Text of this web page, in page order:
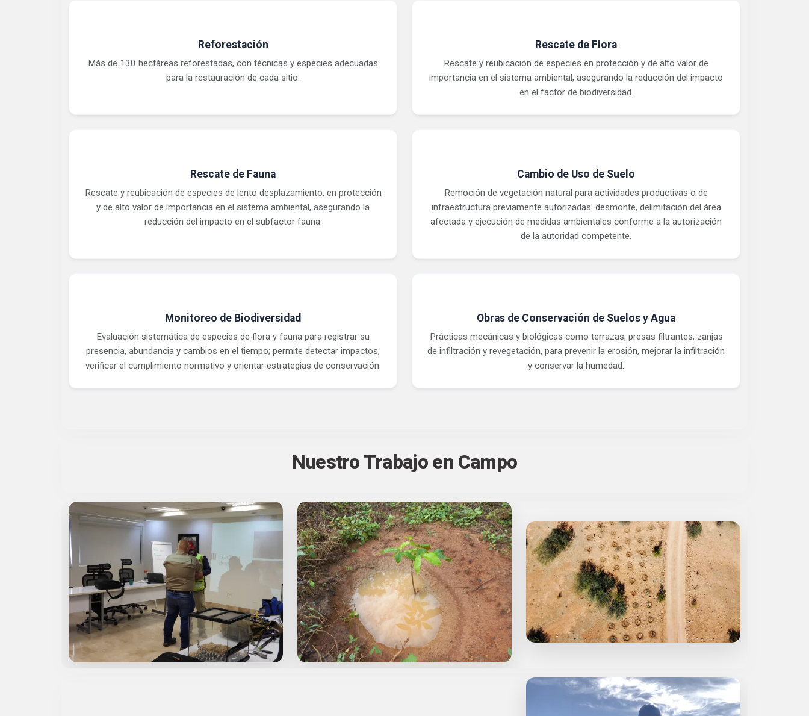
Reforestación
Más de 130 hectáreas reforestadas, con técnicas y especies adecuadas
para la restauración de cada sitio.
Rescate de Flora
Rescate y reubicación de especies en protección y de alto valor de
importancia en el sistema ambiental, asegurando la reducción del impacto
en el factor de biodiversidad.
Rescate de Fauna
Rescate y reubicación de especies de lento desplazamiento, en protección
y de alto valor de importancia en el sistema ambiental, asegurando la
reducción del impacto en el subfactor fauna.
Cambio de Uso de Suelo
Remoción de vegetación natural para actividades productivas o de
infraestructura previamente autorizadas: desmonte, delimitación del área
afectada y ejecución de medidas ambientales conforme a la autorización
de la autoridad competente.
Monitoreo de Biodiversidad
Evaluación sistemática de especies de flora y fauna para registrar su
presencia, abundancia y cambios en el tiempo; permite detectar impactos,
verificar el cumplimiento normativo y orientar estrategias de conservación.
Obras de Conservación de Suelos y Agua
Prácticas mecánicas y biológicas como terrazas, presas filtrantes, zanjas
de infiltración y revegetación, para prevenir la erosión, mejorar la infiltración
y conservar la humedad.
Nuestro Trabajo en Campo